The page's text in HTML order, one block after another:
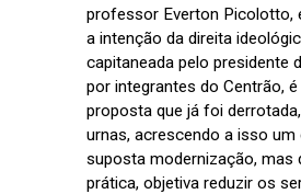
professor Everton Picolotto,
a intenção da direita
capitaneada pelo presidente
por integrantes do Centrão,
proposta que já foi
urnas, acrescendo a isso um
suposta modernização, mas
prática, objetiva reduzir os